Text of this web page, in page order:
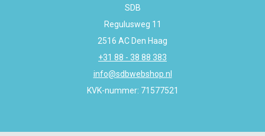
SDB
Regulusweg 11
2516 AC Den Haag
+31 88 - 38 88 383
info@sdbwebshop.nl
KVK-nummer: 71577521